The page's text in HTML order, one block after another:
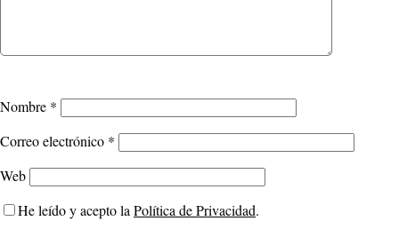
Nombre *
Correo electrónico *
Web
He leído y acepto la Política de Privacidad.